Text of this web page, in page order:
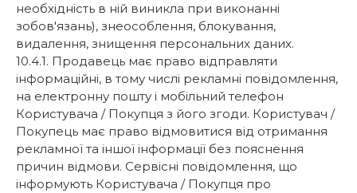
необхідність в ній виникла при виконанні
зобов'язань), знеособлення, блокування,
видалення, знищення персональних даних.
10.4.1. Продавець має право відправляти
інформаційні, в тому числі рекламні повідомлення,
на електронну пошту і мобільний телефон
Користувача / Покупця з його згоди. Користувач /
Покупець має право відмовитися від отримання
рекламної та іншої інформації без пояснення
причин відмови. Сервісні повідомлення, що
інформують Користувача / Покупця про